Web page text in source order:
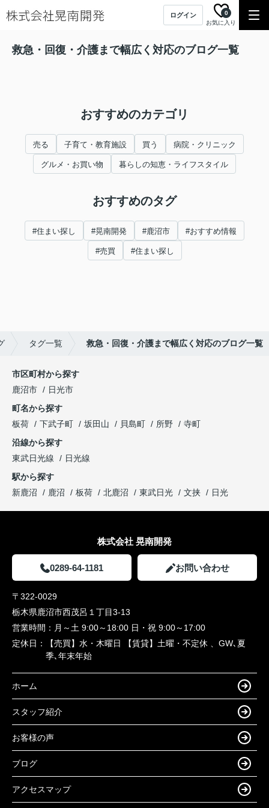
ログイン
お気に入り
0
救急・回復・介護まで幅広く対応のブログ一覧
おすすめのカテゴリ
売る 子育て・教育施設 買う 病院・クリニック
グルメ・お買い物 暮らしの知恵・ライフスタイル
おすすめのタグ
#住まい探し #晃南開発 #鹿沼市 #おすすめ情報
#売買 #住まい探し
タグ一覧 救急・回復・介護まで幅広く対応のブログ一覧
市区町村から探す
鹿沼市
日光市
町名から探す
板荷
下武子町 坂田山 貝島町 所野
寺町
沿線から探す
東武日光線
日光線
駅から探す
新鹿沼
鹿沼 板荷 北鹿沼 東武日光 文挟 日光
株式会社 晃南開発
0289-64-1181 お問い合わせ
〒322-0029
栃木県鹿沼市西茂呂１丁目3-13
営業時間： 月～土 9:00～18:00 日・祝 9:00～17:00
定休日：
【売買】水・木曜日 【賃貸】土曜・不定休 、GW､夏
季､年末年始
ホーム
スタッフ紹介
お客様の声
ブログ
アクセスマップ